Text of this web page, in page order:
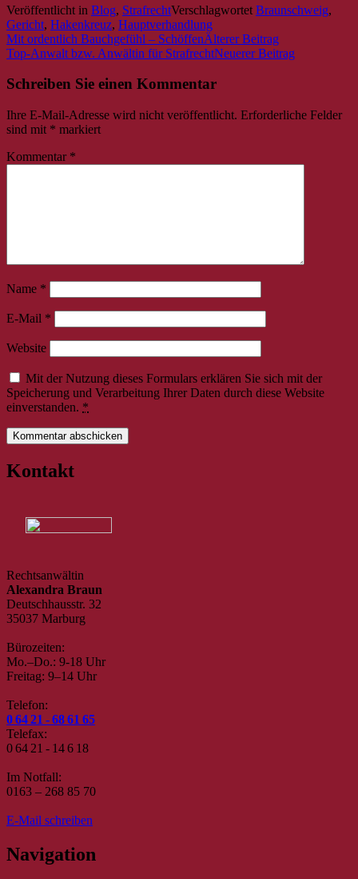
Veröffentlicht in Blog, StrafrechtVerschlagwortet Braunschweig,
Gericht, Hakenkreuz, Hauptverhandlung
Beitrags-
Navigation
Mit ordentlich Bauchgefühl – Schöffen
Top-Anwalt bzw. Anwältin für Strafrecht
Schreiben Sie einen Kommentar
Ihre E-Mail-Adresse wird nicht veröffentlicht. Erforderliche Felder
sind mit * markiert
Kommentar *
Name *
E-Mail *
Website
Mit der Nutzung dieses Formulars erklären Sie sich mit der
Speicherung und Verarbeitung Ihrer Daten durch diese Website
einverstanden. *
Kontakt
Rechtsanwältin
Alexandra Braun
Deutschhausstr. 32
35037 Marburg
Bürozeiten:
Mo.–Do.: 9-18 Uhr
Freitag: 9–14 Uhr
Telefon:
0 64 21 - 68 61 65
Telefax:
0 64 21 - 14 6 18
Im Notfall:
0163 – 268 85 70
E-Mail schreiben
Navigation